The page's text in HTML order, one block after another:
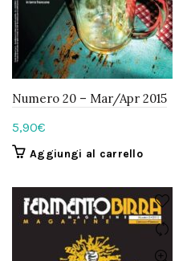
Numero 20 – Mar/Apr 2015
5,90€
Aggiungi al carrello